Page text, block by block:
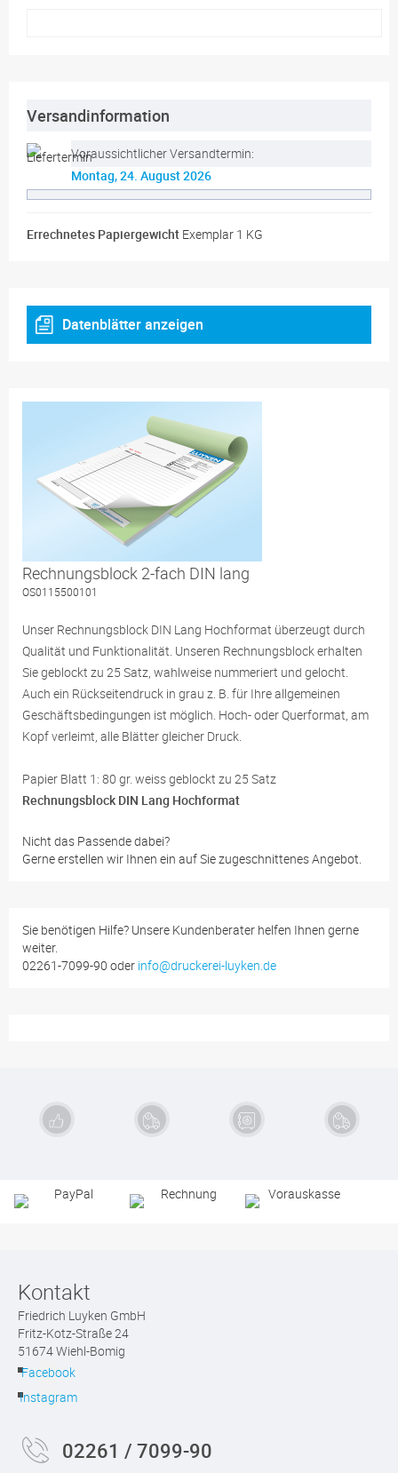
Versandinformation
Voraussichtlicher Versandtermin:
Montag, 24. August 2026
Errechnetes Papiergewicht Exemplar 1 KG
Datenblätter anzeigen
Rechnungsblock 2-fach DIN lang
OS0115500101
Unser Rechnungsblock DIN Lang Hochformat überzeugt durch
Qualität und Funktionalität. Unseren Rechnungsblock erhalten
Sie geblockt zu 25 Satz, wahlweise nummeriert und gelocht.
Auch ein Rückseitendruck in grau z. B. für Ihre allgemeinen
Geschäftsbedingungen ist möglich. Hoch- oder Querformat, am
Kopf verleimt, alle Blätter gleicher Druck.
Papier Blatt 1: 80 gr. weiss geblockt zu 25 Satz
Rechnungsblock DIN Lang Hochformat
Nicht das Passende dabei?
Gerne erstellen wir Ihnen ein auf Sie zugeschnittenes Angebot.
Sie benötigen Hilfe? Unsere Kundenberater helfen Ihnen gerne
weiter.
02261-7099-90 oder info@druckerei-luyken.de
Kontakt
Friedrich Luyken GmbH
Fritz-Kotz-Straße 24
51674 Wiehl-Bomig
Facebook
Instagram
02261 / 7099-90